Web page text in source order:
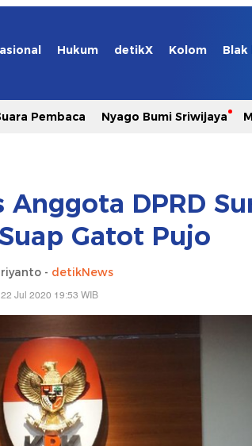
Hukum detikX Kolom Blak
Pembaca Nyago Bumi Sriwijaya
Anggota DPRD
Gatot Pujo
- detikNews
Jul 2020 19:53 WIB